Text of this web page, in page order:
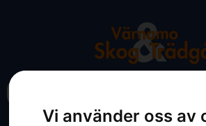
Vi använder oss av